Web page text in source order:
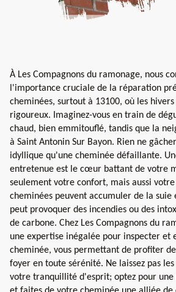
À Les Compagnons du ramonage, nous
l'importance cruciale de la réparation
cheminées, surtout à 13100, où les
rigoureux. Imaginez-vous en train de
chaud, bien emmitouflé, tandis que la
à Saint Antonin Sur Bayon. Rien ne
idyllique qu'une cheminée défaillante.
entretenue est le cœur battant de votre
seulement votre confort, mais aussi
cheminées peuvent accumuler de la suie
peut provoquer des incendies ou des
de carbone. Chez Les Compagnons du
une expertise inégalée pour inspecter et
cheminée, vous permettant de profiter
foyer en toute sérénité. Ne laissez pas
votre tranquillité d'esprit; optez pour